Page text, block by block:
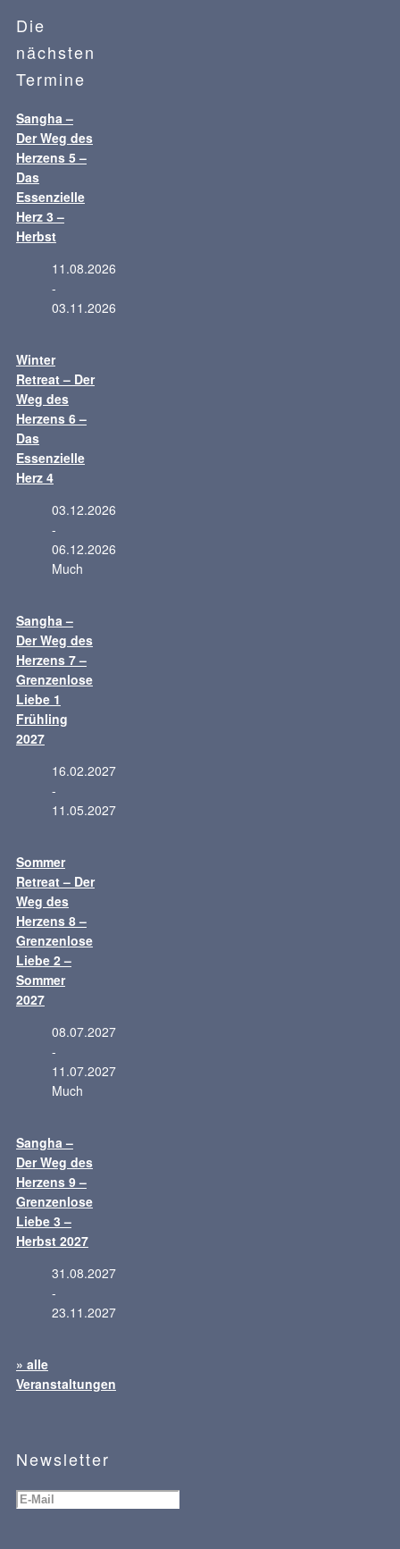
Die
nächsten
Termine
Sangha –
Der Weg des
Herzens 5 –
Das
Essenzielle
Herz 3 –
Herbst
11.08.2026
-
03.11.2026
Winter
Retreat – Der
Weg des
Herzens 6 –
Das
Essenzielle
Herz 4
03.12.2026
-
06.12.2026
Much
Sangha –
Der Weg des
Herzens 7 –
Grenzenlose
Liebe 1
Frühling
2027
16.02.2027
-
11.05.2027
Sommer
Retreat – Der
Weg des
Herzens 8 –
Grenzenlose
Liebe 2 –
Sommer
2027
08.07.2027
-
11.07.2027
Much
Sangha –
Der Weg des
Herzens 9 –
Grenzenlose
Liebe 3 –
Herbst 2027
31.08.2027
-
23.11.2027
» alle
Veranstaltungen
Newsletter